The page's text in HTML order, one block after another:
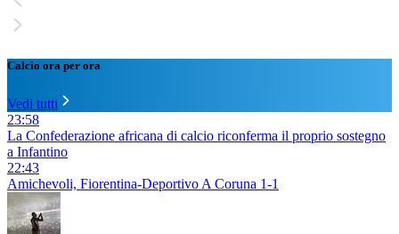
Calcio ora per ora
Vedi tutti
23:58
La Confederazione africana di calcio riconferma il proprio sostegno
a Infantino
22:43
Amichevoli, Fiorentina-Deportivo A Coruna 1-1